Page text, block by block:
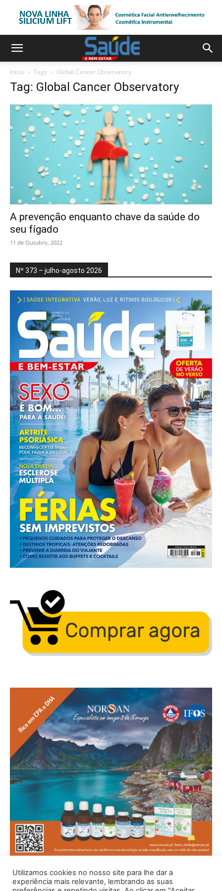
Início Tags Global Cancer Observatory
Tag: Global Cancer Observatory
A prevenção enquanto chave da saúde do
seu fígado
11 de Outubro, 2022
Nº 373 – julho-agosto 2026
Utilizamos cookies no nosso site para lhe dar a
experiência mais relevante, lembrando as suas